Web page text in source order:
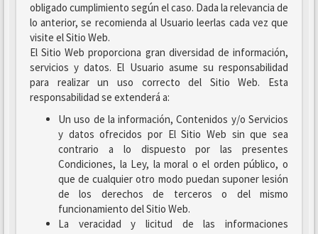
obligado cumplimiento según el caso. Dada la relevancia de
lo anterior, se recomienda al Usuario leerlas cada vez que
visite el Sitio Web.
El Sitio Web proporciona gran diversidad de información,
servicios y datos. El Usuario asume su responsabilidad
para realizar un uso correcto del Sitio Web. Esta
responsabilidad se extenderá a:
Un uso de la información, Contenidos y/o Servicios
y datos ofrecidos por El Sitio Web sin que sea
contrario a lo dispuesto por las presentes
Condiciones, la Ley, la moral o el orden público, o
que de cualquier otro modo puedan suponer lesión
de los derechos de terceros o del mismo
funcionamiento del Sitio Web.
La veracidad y licitud de las informaciones